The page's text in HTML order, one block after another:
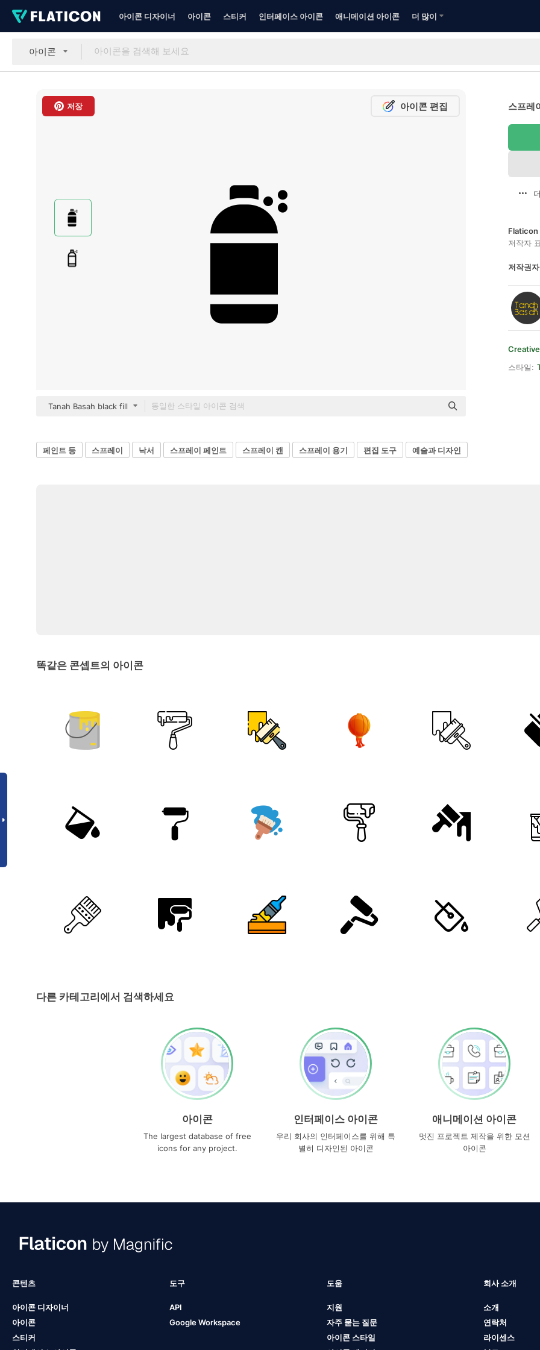
아이콘 디자이너 아이콘 스티커 인터페이스 아이콘 애니메이션 아이콘 더 많이
아이콘
저장 아이콘 편집
Tanah Basah black fill
스프레
Flaticon
저작자
저작권
스타일:
페인트 등 스프레이 낙서 스프레이 페인트 스프레이 캔 스프레이 용기 편집 도구 예술과 디자인
똑같은 콘셉트의 아이콘
다른 카테고리에서 검색하세요
아이콘
The largest database of free
icons for any project.
인터페이스 아이콘
우리 회사의 인터페이스를 위해 특
별히 디자인된 아이콘
애니메이션 아이콘
멋진 프로젝트 제작을 위한 모션
아이콘
콘텐츠
아이콘 디자이너
아이콘
스티커
도구
API
Google Workspace
도움
지원
자주 묻는 질문
아이콘 스타일
회사 소개
소개
연락처
라이센스